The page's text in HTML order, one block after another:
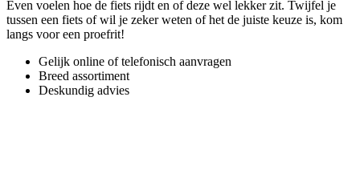
Even voelen hoe de fiets rijdt en of deze wel lekker zit. Twijfel je
tussen een fiets of wil je zeker weten of het de juiste keuze is, kom
langs voor een proefrit!
Gelijk online of telefonisch aanvragen
Breed assortiment
Deskundig advies